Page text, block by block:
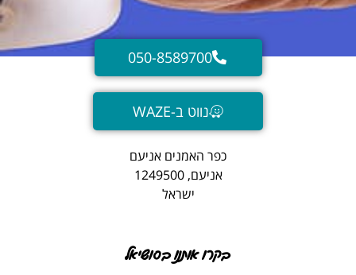
050-8589700
נווט ב-WAZE
כפר האמנים אניעם
אניעם, 1249500
ישראל
בקרו אותנו בסושיאל